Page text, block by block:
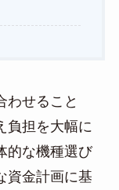
わせること
負担を大幅に
的な機種選び
資金計画に基